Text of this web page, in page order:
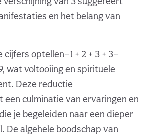
en het belang van
cijfers optellen—1 + 2 + 3 + 3—
wat voltooiing en spirituele
Deze reductie
een culminatie van ervaringen en
je begeleiden naar een dieper
De algehele boodschap van